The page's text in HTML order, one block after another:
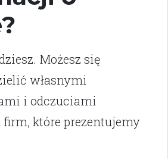
Możesz się
własnymi
i odczuciami
które prezentujemy